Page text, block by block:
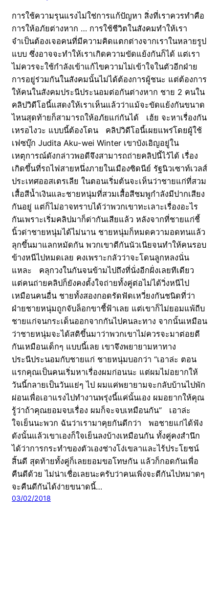
การใช้ความรุนแรงไม่ใช่การแก้ปัญหา สิ่งที่เราควรทำคือ
การให้อภัยต่างหาก … การใช้ชีวิตในสังคมทำให้เรา
จำเป็นต้องเจอคนที่มีความคิดแตกต่างจากเราในหลายรูป
แบบ ซึ่งอาจจะทำให้เราเกิดความขัดแย้งกันก็ได้ แต่เรา
ไม่ควรจะใช้กำลังเข้าแก้ไขความไม่เข้าใจในตัวอีกฝ่าย
การอยู่ร่วมกันในสังคมนั้นไม่ได้ต้องการผู้ชนะ แต่ต้องการ
ให้คนในสังคมประนีประนอมต่อกันต่างหาก ชาย 2 คนใน
คลิปวิดีโอนี้แสดงให้เราเห็นแล้วว่าแม้จะขัดแย้งกันขนาด
ไหนสุดท้ายก็สามารถให้อภัยแก่กันได้ เฮ้ย จะหาเรื่องกัน
เหรอไงวะ แบบนี้ต้องโดน คลิปวิดีโอนี้เผยแพร่โดยผู้ใช้
เฟซบุ๊ก Judita Aku-wei Winter เขาบังเอิญอยู่ใน
เหตุการณ์ดังกล่าวพอดีจึงสามารถถ่ายคลิปนี้ไว้ได้ เรื่อง
เกิดขึ้นที่รถไฟสายหนึ่งภายในเมืองซิดนีย์ รัฐนิวเซาท์เวลส์
ประเทศออสเตรเลีย ในตอนเริ่มต้นจะเห็นว่าชายแก่ที่สวม
เสื้อสีน้ำเงินและชายหนุ่มที่สวมเสื้อสีชมพูกำลังมีปากเสียง
กันอยู่ แต่ก็ไม่อาจทราบได้ว่าพวกเขาทะเลาะเรื่องอะไร
กันเพราะเริ่มคลิปมาก็ด่ากันเสียแล้ว หลังจากที่ชายแก่ชี้
นิ้วด่าชายหนุ่มได้ไม่นาน ชายหนุ่มก็หมดความอดทนแล้ว
ลุกขึ้นมาแลกหมัดกัน พวกเขาตีกันนัวเนียจนทำให้คนรอบ
ข้างหนีไปหมดเลย คงเพราะกลัวว่าจะโดนลูกหลงนั่น
แหละ คลุกวงในกันจนข้ามไปถึงที่นั่งอีกฝั่งเลยทีเดียว
แต่คนถ่ายคลิปก็ยังคงตั้งใจถ่ายทั้งคู่ต่อไม่ได้วิ่งหนีไป
เหมือนคนอื่น ชายทั้งสองกอดรัดฟัดเหวี่ยงกันชนิดที่ว่า
ฝ่ายชายหนุ่มถูกจับล็อกขาชี้ฟ้าเลย แต่เขาก็ไม่ยอมแพ้ถีบ
ชายแก่จนกระเด็นออกจากกันไปคนละทาง จากนั้นเหมือน
ว่าชายหนุ่มจะได้สติขึ้นมาว่าพวกเขาไม่ควรจะมาต่อยตี
กันเหมือนเด็กๆ แบบนี้เลย เขาจึงพยายามหาทาง
ประนีประนอมกับชายแก่ ชายหนุ่มบอกว่า “เอาล่ะ ตอน
แรกคุณเป็นคนเริ่มหาเรื่องผมก่อนนะ แต่ผมไม่อยากให้
วันนี้กลายเป็นวันแย่ๆ ไป ผมแค่พยายามจะกลับบ้านไปพัก
ผ่อนเพื่อเอาแรงไปทำงานพรุ่งนี้แค่นั้นเอง ผมอยากให้คุณ
รู้ว่าถ้าคุณยอมจบเรื่อง ผมก็จะจบเหมือนกัน” เอาล่ะ
ใจเย็นนะพวก ฉันว่าเรามาคุยกันดีกว่า พอชายแก่ได้ฟัง
ดังนั้นแล้วเขาเองก็ใจเย็นลงบ้างเหมือนกัน ทั้งคู่คงสำนึก
ได้ว่าการกระทำของตัวเองช่างโง่เขลาและไร้ประโยชน์
สิ้นดี สุดท้ายทั้งคู่ก็เลยยอมขอโทษกัน แล้วก็กอดกันเพื่อ
คืนดีด้วย ไม่น่าเชื่อเลยนะครับว่าคนเพิ่งจะตีกันไปหมาดๆ
จะคืนดีกันได้ง่ายขนาดนี้…
03/02/2018